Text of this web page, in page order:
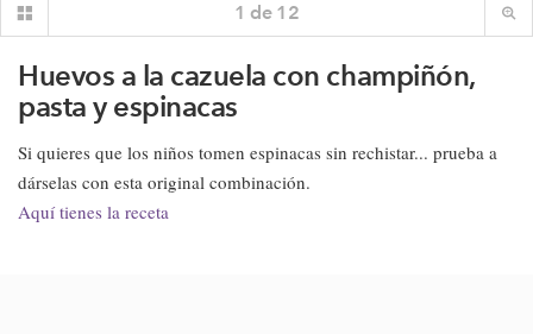
1 de 12
Huevos a la cazuela con champiñón,
pasta y espinacas
Si quieres que los niños tomen espinacas sin rechistar... prueba a
dárselas con esta original combinación.
Aquí tienes la receta